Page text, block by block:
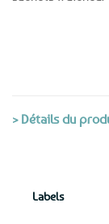
> Détails du
Labels